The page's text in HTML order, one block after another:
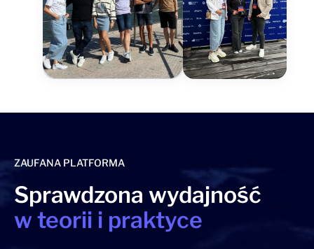
ZAUFANA PLATFORMA
Sprawdzona wydajność
w teorii i praktyce